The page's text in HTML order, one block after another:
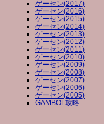
ゲーセン(2017)
ゲーセン(2016)
ゲーセン(2015)
ゲーセン(2014)
ゲーセン(2013)
ゲーセン(2012)
ゲーセン(2011)
ゲーセン(2010)
ゲーセン(2009)
ゲーセン(2008)
ゲーセン(2007)
ゲーセン(2006)
ゲーセン(2005)
GAMBOL攻略